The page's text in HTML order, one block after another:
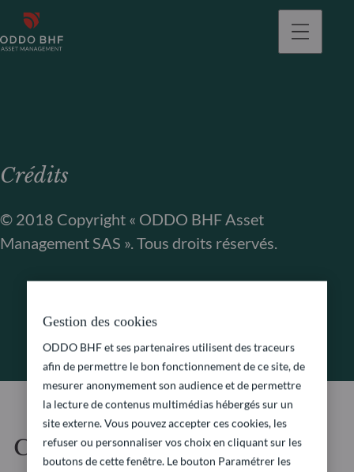
Crédits
© 2018 Copyright « ODDO BHF Asset
Management SAS ». Tous droits réservés.
Crédits photographiques
Gestion des cookies
ODDO BHF et ses partenaires utilisent des traceurs
afin de permettre le bon fonctionnement de ce site, de
mesurer anonymement son audience et de permettre
la lecture de contenus multimédias hébergés sur un
site externe. Vous pouvez accepter ces cookies, les
refuser ou personnaliser vos choix en cliquant sur les
boutons de cette fenêtre. Le bouton Paramétrer les